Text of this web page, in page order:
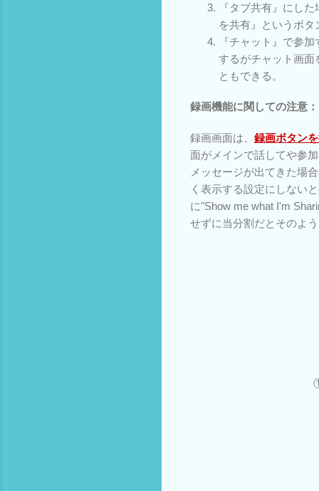
『タブ共有』にし
を共有』というボ
『チャット』で参
するがチャット画面
ともできる。
録画機能に関しての注意：
録画画面は、 録画ボタン
面がメインで話してや参
メッセージが出てきた場
く表示する設定にしない
に"Show me what I'm
せずに当分割だとそのよ